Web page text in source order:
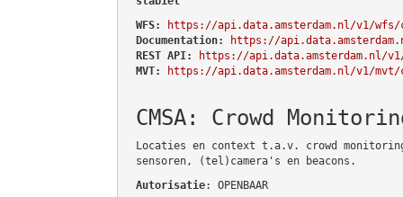
WFS:
https://api.data.amsterdam.nl/v1/
Documentation:
https://
REST API:
https://api.data.amsterdam.nl/
MVT:
https://api.data.amsterdam.nl/v1/
CMSA: Crowd
Locaties en context t.a.v. crowd
sensoren, (tel)camera's en beacons.
Autorisatie: OPENBAAR